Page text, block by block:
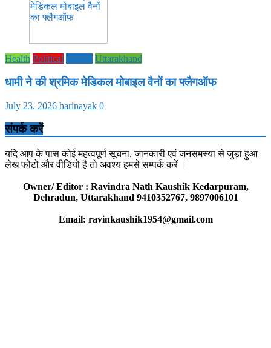
Health Political Uttarakhand
धामी ने की श्रमिक मेडिकल मोबाइल वैनों का फ्लैगऑफ
July 23, 2026 harinayak 0
संपर्क करें
यदि आप के पास कोई महत्वपूर्ण सूचना, जानकारी एवं जनसमस्या से जुड़ा हुआ
लेख फोटो और वीडियो है तो अवश्य हमसे सम्पर्क करें ।
Owner/ Editor : Ravindra Nath Kaushik Kedarpuram,
Dehradun, Uttarakhand 9410352767, 9897006101
Email: ravinkaushik1954@gmail.com